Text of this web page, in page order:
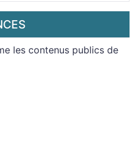
les contenus publics de